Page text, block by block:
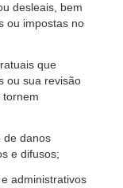
desleais, bem
ou impostas no
que
ou sua revisão
tornem
de danos
e difusos;
administrativos